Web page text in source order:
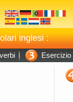
inglesi :
Esercizio